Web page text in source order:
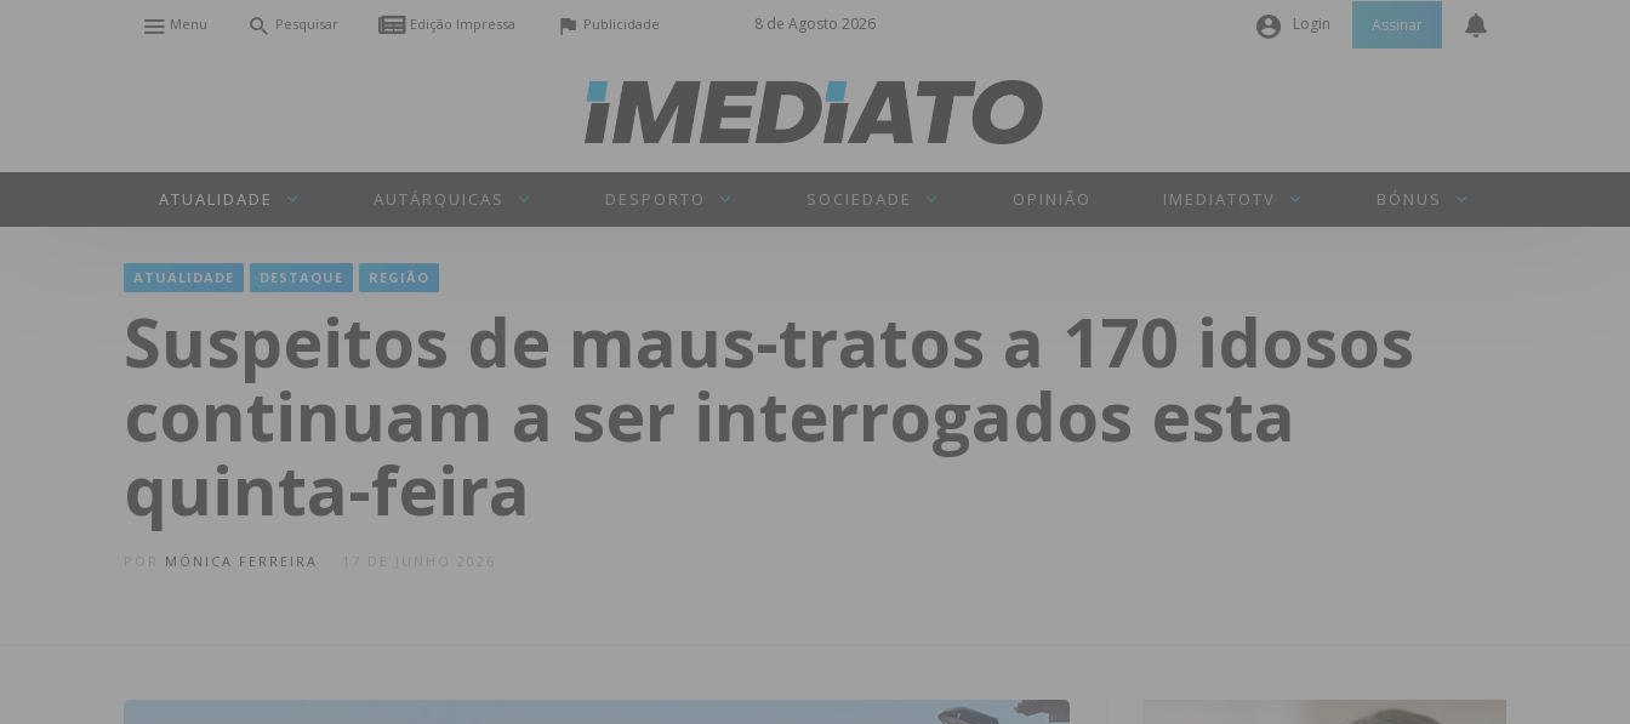
8 de Agosto 2026
Menu Pesquisar Edição Impressa Publicidade Login
Senha
INICIAR SESSÃO
Perdeu a sua senha?
Assinar
ATUALIDADE AUTÁRQUICAS DESPORTO SOCIEDADE OPINIÃO IMEDIATOTV BÓNUS
ATUALIDADE DESTAQUE REGIÃO
Suspeitos de maus-tratos a 170 idosos
continuam a ser interrogados esta
quinta-feira
MÓNICA FERREIRA 17 DE JUNHO 2026